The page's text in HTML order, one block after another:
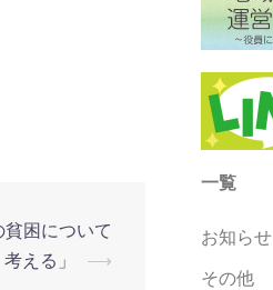
困について
考える」
⟶
一覧
お知らせ
その他